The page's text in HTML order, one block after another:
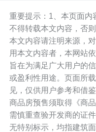
重要提示：1、本页面内
不得转载本文内容，否
本文内容请注明来源，
用本文内容者，本网站
旨在为满足广大用户的
或盈利性用途。页面所
见，仅供用户参考和借
商品房预售须取得《商
需慎重查验开发商的证
无特别标示，均指建筑